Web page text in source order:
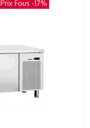
Prix Fous -17%